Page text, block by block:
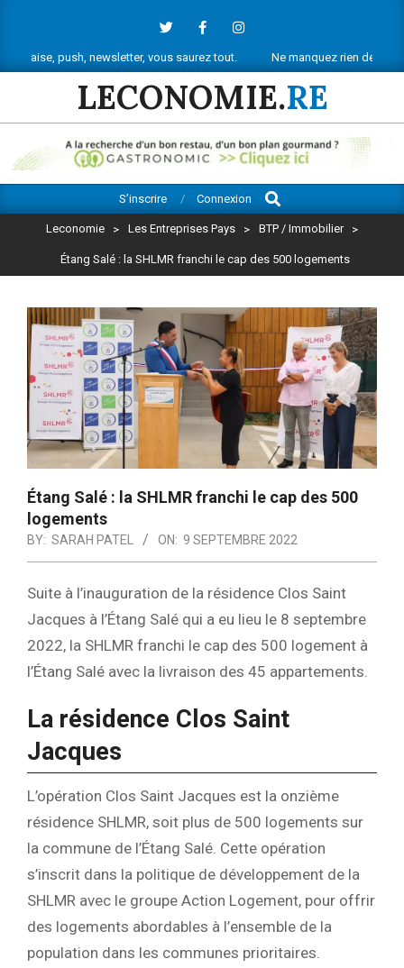
contentnewsletter, vous saurez tout. Ne manquez rien de l’actu
LECONOMIE.RE
Navigation
S’inscrire Connexion
Search
Leconomie > Les Entreprises Pays > BTP / Immobilier >
Étang Salé : la SHLMR franchi le cap des 500 logements
Étang Salé : la SHLMR franchi le cap des 500
logements
BY: SARAH PATEL ON: 9 SEPTEMBRE 2022
Suite à l’inauguration de la résidence Clos Saint
Jacques à l’Étang Salé qui a eu lieu le 8 septembre
2022, la SHLMR franchi le cap des 500 logement à
l’Étang Salé avec la livraison des 45 appartements.
La résidence Clos Saint
Jacques
L’opération Clos Saint Jacques est la onzième
résidence SHLMR, soit plus de 500 logements sur
la commune de l’Étang Salé. Cette opération
s’inscrit dans la politique de développement de la
SHLMR avec le groupe Action Logement, pour offrir
des logements abordables à l’ensemble de la
population dans les communes prioritaires.